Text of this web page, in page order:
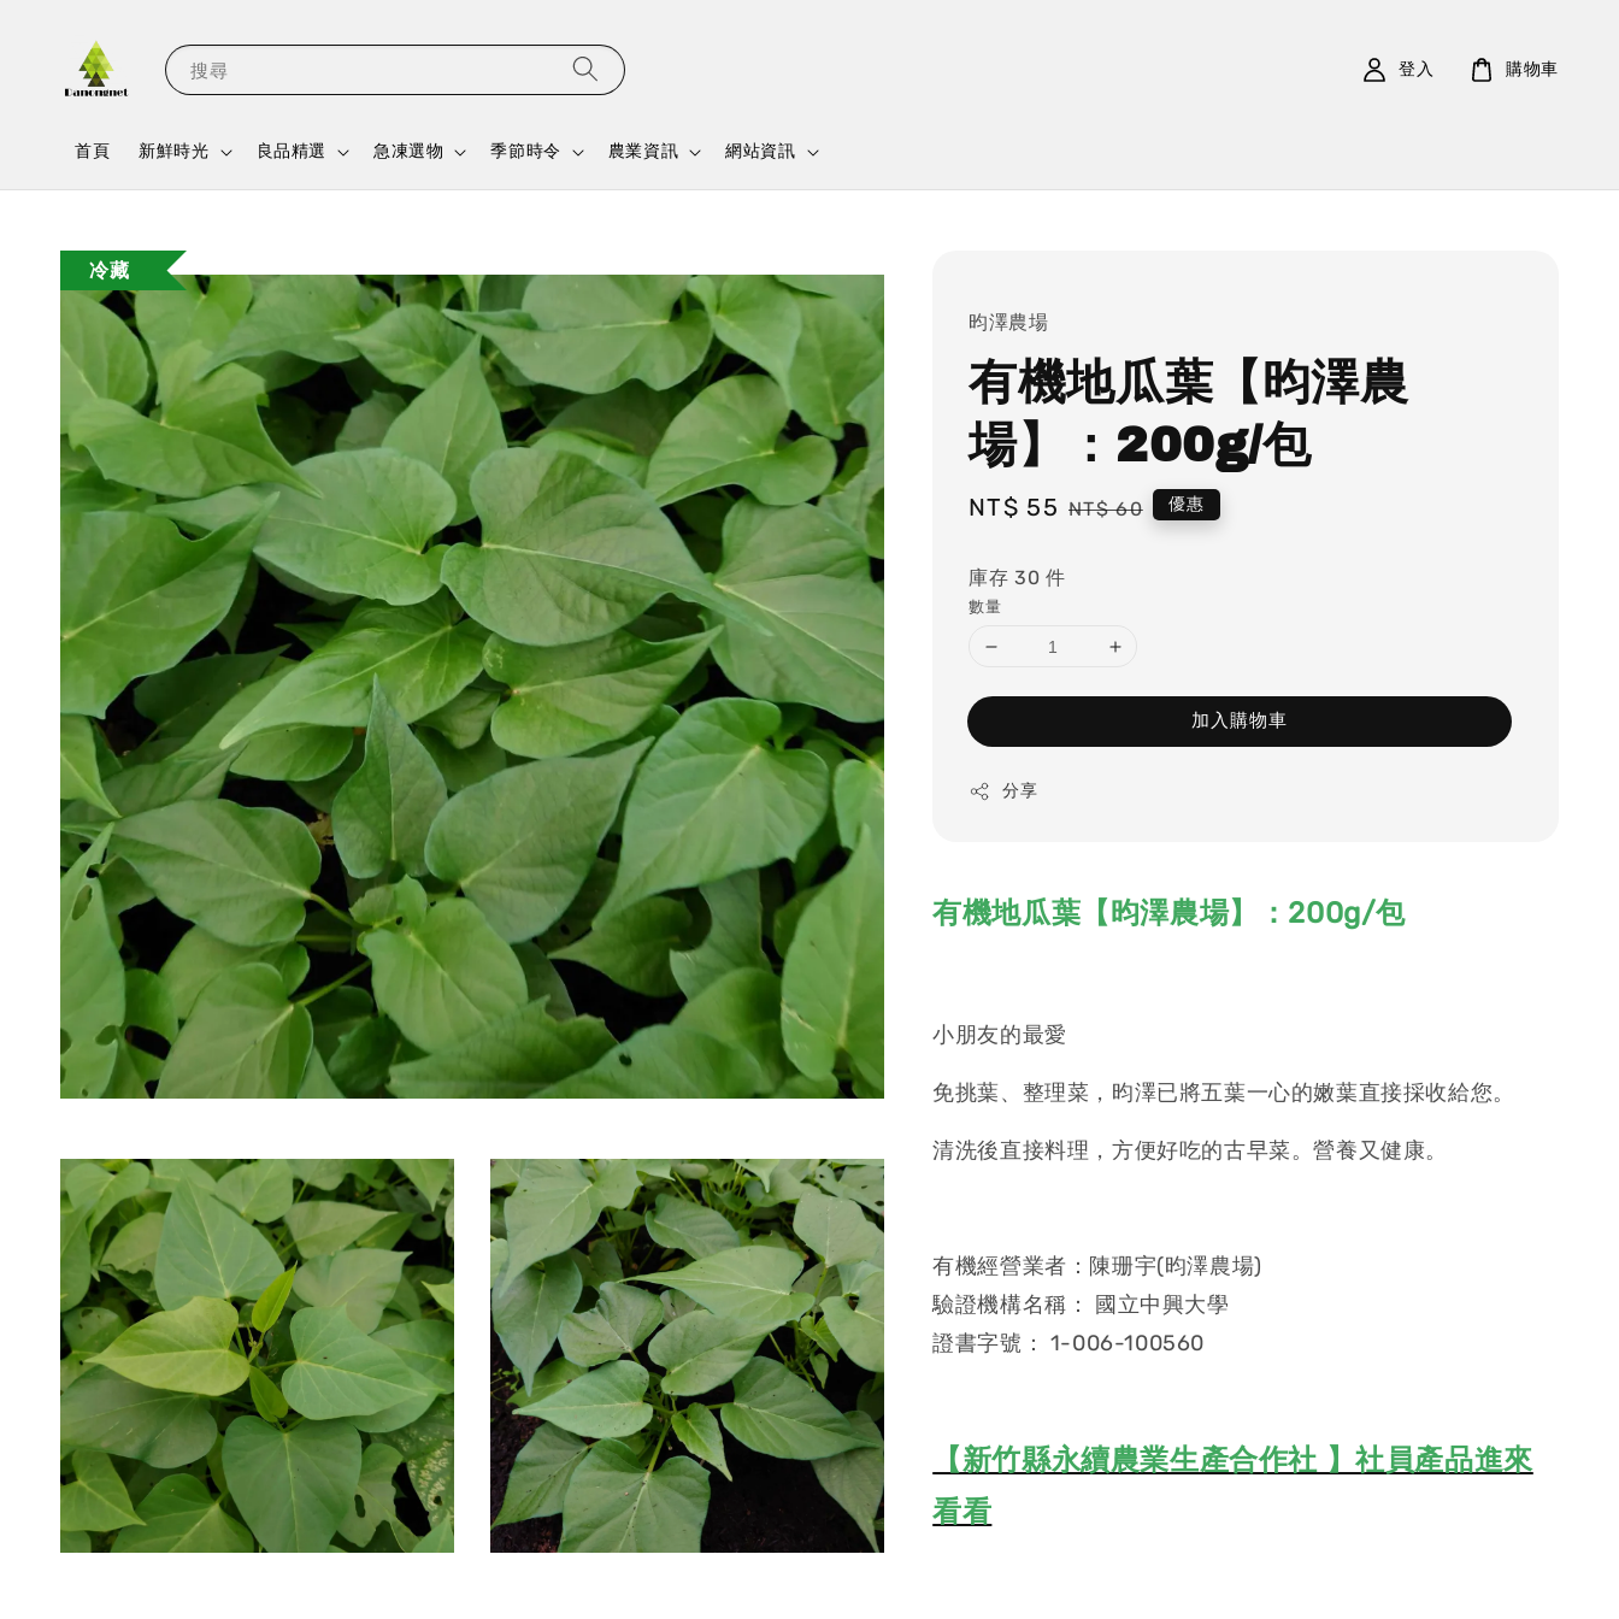
搜尋
首頁 新鮮時光 良品精選 急凍選物 季節時令 農業資訊 網站資訊
登入 購物車
冷藏
昀澤農場
有機地瓜葉【昀澤農
場】：200g/包
Sale
NT$ 55 Regular
NT$ 60 優惠
庫存 30 件
數量
加入購物車
分享
有機地瓜葉【昀澤農場】：200g/包
小朋友的最愛
免挑葉、整理菜，昀澤已將五葉一心的嫩葉直接採收給您。
清洗後直接料理，方便好吃的古早菜。營養又健康。
有機經營業者：陳珊宇(昀澤農場)
驗證機構名稱： 國立中興大學
證書字號： 1-006-100560
【新竹縣永續農業生產合作社 】社員產品進來
看看